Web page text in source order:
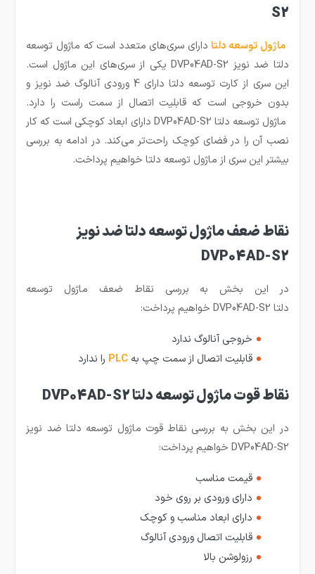
S2
ماژول توسعه دلتا دارای سری‌های متعدد است که ماژول توسعه
دلتا ضد نویز DVP04AD-S2 یکی از سری‌های این ماژول است.
این سری از کارت توسعه دلتا دارای 4 ورودی آنالوگ ضد نویز و
بدون خروجی است که قابلیت اتصال از سمت راست را دارد.
ماژول توسعه دلتا DVP04AD-S2 دارای ابعاد کوچکی است که کار
نصب آن را در فضای کوچک راحت‌تر می‌کند. در ادامه به بررسی
بیشتر این سری از ماژول توسعه دلتا خواهیم پرداخت.
نقاط ضعف ماژول توسعه دلتا ضد نویز
DVP04AD-S2
در این بخش به بررسی نقاط ضعف ماژول توسعه
دلتا DVP04AD-S2 خواهیم پرداخت:
خروجی آنالوگ ندارد
قابلیت اتصال از سمت چپ بهPLC را ندارد
نقاط قوت ماژول توسعه دلتا DVP04AD-S2
در این بخش به بررسی نقاط قوت ماژول توسعه دلتا ضد نویز
DVP04AD-S2 خواهیم پرداخت:
قیمت مناسب
دارای ورودی بر روی خود
دارای ابعاد مناسب و کوچک
قابلیت اتصال ورودی آنالوگ
رزولوشن بالا